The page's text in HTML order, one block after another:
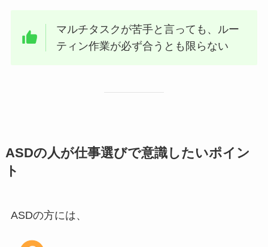
マルチタスクが苦手と言っても、ルー
ティン作業が必ず合うとも限らない
ASDの人が仕事選びで意識したいポイン
ト
ASDの方には、